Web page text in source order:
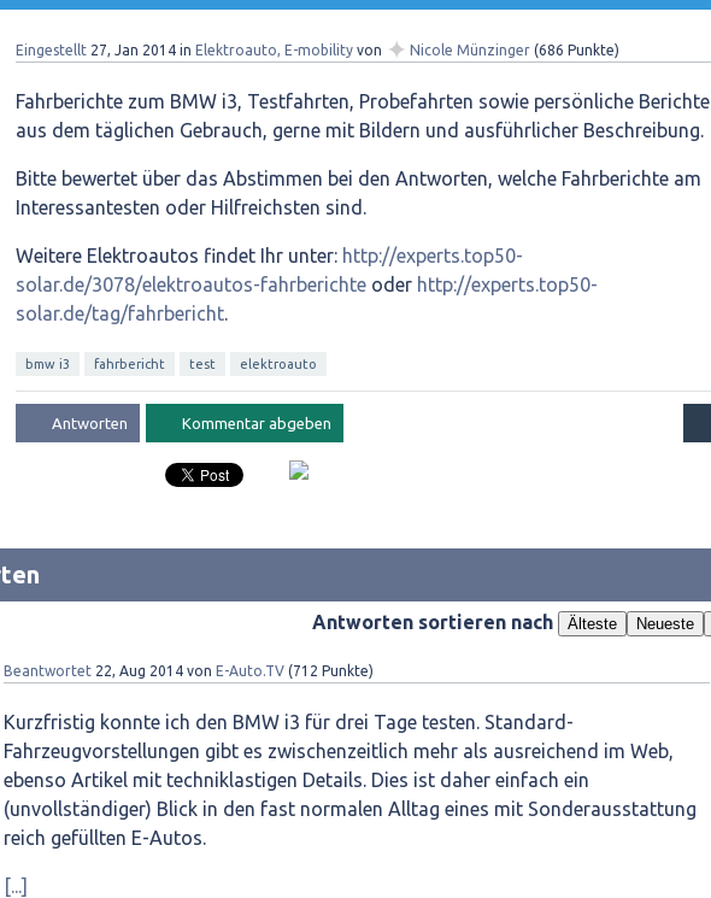
Eingestellt 27, Jan 2014 in Elektroauto, E-mobility von ✦ Nicole Münzinger (686 Punkte)
Fahrberichte zum BMW i3, Testfahrten, Probefahrten sowie persönliche Berichte
aus dem täglichen Gebrauch, gerne mit Bildern und ausführlicher Beschreibung.
Bitte bewertet über das Abstimmen bei den Antworten, welche Fahrberichte am
Interessantesten oder Hilfreichsten sind.
Weitere Elektroautos findet Ihr unter: http://experts.top50-
solar.de/3078/elektroautos-fahrberichte oder http://experts.top50-
solar.de/tag/fahrbericht.
bmw i3 fahrbericht test elektroauto
Antworten sortieren nach Älteste Neueste
Beantwortet 22, Aug 2014 von E-Auto.TV (712 Punkte)
Kurzfristig konnte ich den BMW i3 für drei Tage testen. Standard-
Fahrzeugvorstellungen gibt es zwischenzeitlich mehr als ausreichend im Web,
ebenso Artikel mit techniklastigen Details. Dies ist daher einfach ein
(unvollständiger) Blick in den fast normalen Alltag eines mit Sonderausstattung
reich gefüllten E-Autos.
[...]